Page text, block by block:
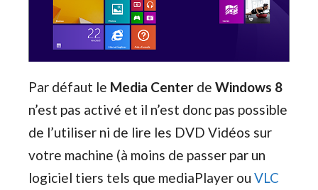
Par défaut le Media Center de Windows 8
n’est pas activé et il n’est donc pas possible
de l’utiliser ni de lire les DVD Vidéos sur
votre machine (à moins de passer par un
logiciel tiers tels que mediaPlayer ou VLC